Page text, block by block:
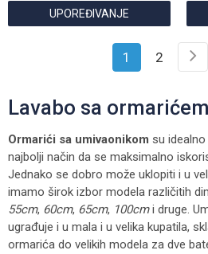
UPOREĐIVANJE
1 2
Lavabo sa ormarićem
Ormarići sa umivaonikom su
najbolji način da se maksimalno
Jednako se dobro može uklopiti i u
imamo širok izbor modela različitih
55cm, 60cm, 65cm, 100cmi druge.
ugrađuje i u mala i u velika kupatila,
ormarića do velikih modela za dve